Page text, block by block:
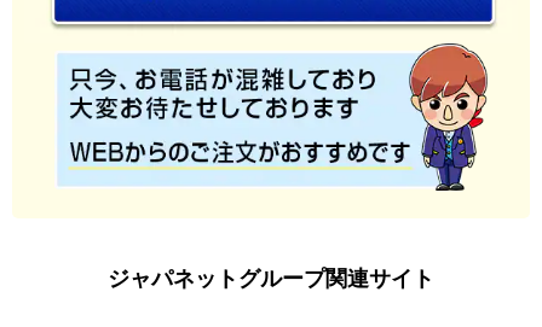
ジャパネットグループ関連サイト